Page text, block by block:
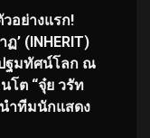
วอย่างแรก!
’ (INHERIT)
ฐมทัศน์โลก ณ
โต “จุ๋ย วรัท
ำทีมนักแสดง